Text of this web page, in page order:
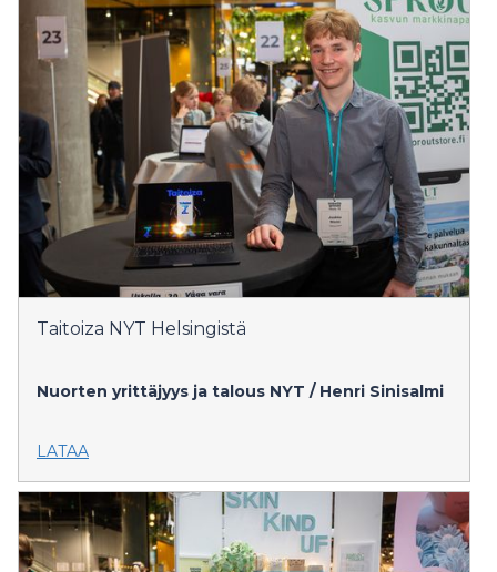
Taitoiza NYT Helsingistä
Nuorten yrittäjyys ja talous NYT / Henri Sinisalmi
LATAA